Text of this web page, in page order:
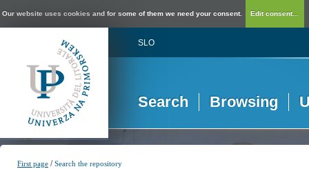
Our website uses cookies and for some of them we need your consent. Edit consent...
SLO
Search Browsing
First page /Search the repository